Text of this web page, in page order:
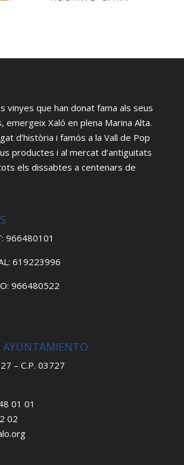
vinyes que han donat fama als seus
emergeix Xaló en plena Marina Alta.
d’història i famós a la Vall de Pop
productes i al mercat d’antiguitats
els dissabtes a centenars de
966480101
619223996
966480522
AYUNTAMIENTO
– C.P. 03727
01 01
02